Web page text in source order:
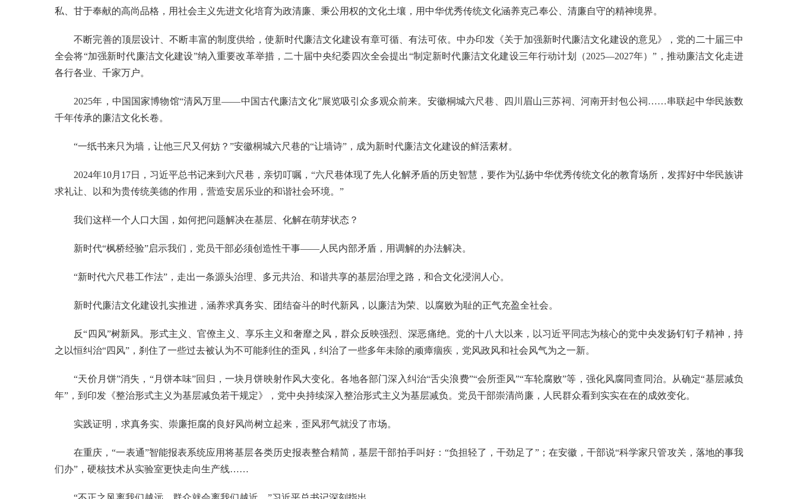
私、甘于奉献的高尚品格，用社会主义先进文化培育为政清廉、秉公用权的文化土壤，用中华优秀传统文化涵养克己奉公、清廉自守的精神境界。
不断完善的顶层设计、不断丰富的制度供给，使新时代廉洁文化建设有章可循、有法可依。中办印发《关于加强新时代廉洁文化建设的意见》，党的二十届三中
全会将“加强新时代廉洁文化建设”纳入重要改革举措，二十届中央纪委四次全会提出“制定新时代廉洁文化建设三年行动计划（2025—2027年）”，推动廉洁文化走进
各行各业、千家万户。
2025年，中国国家博物馆“清风万里——中国古代廉洁文化”展览吸引众多观众前来。安徽桐城六尺巷、四川眉山三苏祠、河南开封包公祠……串联起中华民族数
千年传承的廉洁文化长卷。
“一纸书来只为墙，让他三尺又何妨？”安徽桐城六尺巷的“让墙诗”，成为新时代廉洁文化建设的鲜活素材。
2024年10月17日，习近平总书记来到六尺巷，亲切叮嘱，“六尺巷体现了先人化解矛盾的历史智慧，要作为弘扬中华优秀传统文化的教育场所，发挥好中华民族讲
求礼让、以和为贵传统美德的作用，营造安居乐业的和谐社会环境。”
我们这样一个人口大国，如何把问题解决在基层、化解在萌芽状态？
新时代“枫桥经验”启示我们，党员干部必须创造性干事——人民内部矛盾，用调解的办法解决。
“新时代六尺巷工作法”，走出一条源头治理、多元共治、和谐共享的基层治理之路，和合文化浸润人心。
新时代廉洁文化建设扎实推进，涵养求真务实、团结奋斗的时代新风，以廉洁为荣、以腐败为耻的正气充盈全社会。
反“四风”树新风。形式主义、官僚主义、享乐主义和奢靡之风，群众反映强烈、深恶痛绝。党的十八大以来，以习近平同志为核心的党中央发扬钉钉子精神，持
之以恒纠治“四风”，刹住了一些过去被认为不可能刹住的歪风，纠治了一些多年未除的顽瘴痼疾，党风政风和社会风气为之一新。
“天价月饼”消失，“月饼本味”回归，一块月饼映射作风大变化。各地各部门深入纠治“舌尖浪费”“会所歪风”“车轮腐败”等，强化风腐同查同治。从确定“基层减负
年”，到印发《整治形式主义为基层减负若干规定》，党中央持续深入整治形式主义为基层减负。党员干部崇清尚廉，人民群众看到实实在在的成效变化。
实践证明，求真务实、崇廉拒腐的良好风尚树立起来，歪风邪气就没了市场。
在重庆，“一表通”智能报表系统应用将基层各类历史报表整合精简，基层干部拍手叫好：“负担轻了，干劲足了”；在安徽，干部说“科学家只管攻关，落地的事我
们办”，硬核技术从实验室更快走向生产线……